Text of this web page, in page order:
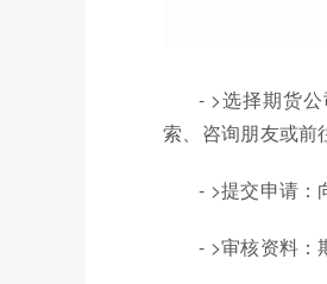
- >选择期货
索、咨询朋友或前
- >提交申请：
- >审核资料：